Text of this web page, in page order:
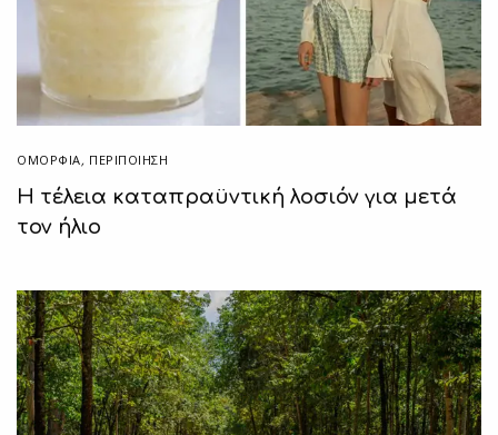
ΟΜΟΡΦΙΑ, ΠΕΡΙΠΟΊΗΣΗ
H τέλεια καταπραϋντική λοσιόν για μετά
τον ήλιο